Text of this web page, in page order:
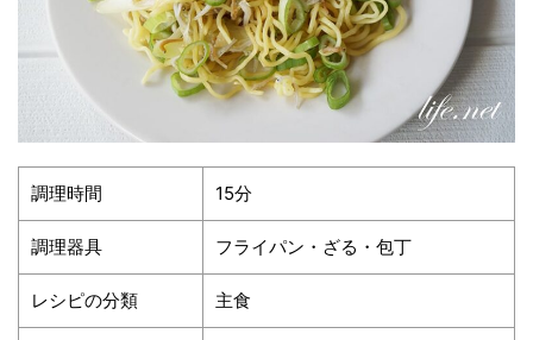
調理時間 15分
調理器具 フライパン・ざる・包丁
レシピの分類 主食